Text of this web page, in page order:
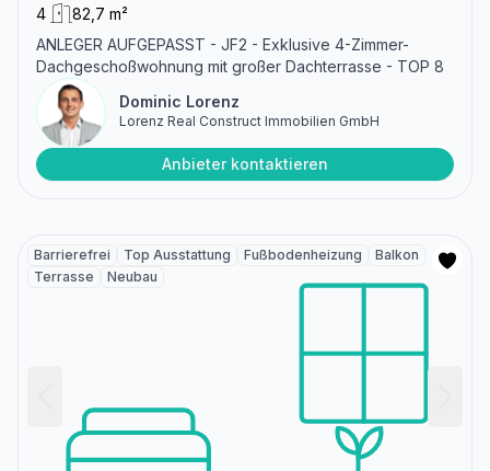
4
82,7 m²
ANLEGER AUFGEPASST - JF2 - Exklusive 4-Zimmer-
Dachgeschoßwohnung mit großer Dachterrasse - TOP 8
Dominic Lorenz
Lorenz Real Construct Immobilien GmbH
Anbieter kontaktieren
Barrierefrei Top Ausstattung Fußbodenheizung
Balkon
Terrasse
Neubau